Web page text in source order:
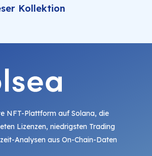
Kollektion
NFT-Plattform auf Solana, die
Lizenzen, niedrigsten Trading
Analysen aus On-Chain-Daten